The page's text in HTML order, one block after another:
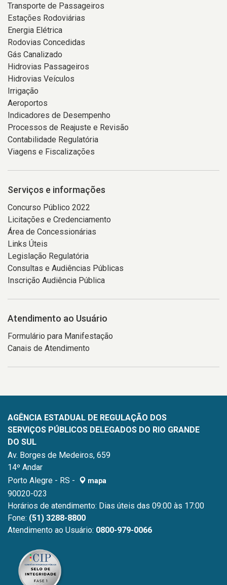
Transporte de Passageiros
Estações Rodoviárias
Energia Elétrica
Rodovias Concedidas
Gás Canalizado
Hidrovias Passageiros
Hidrovias Veículos
Irrigação
Aeroportos
Indicadores de Desempenho
Processos de Reajuste e Revisão
Contabilidade Regulatória
Viagens e Fiscalizações
Serviços e informações
Concurso Público 2022
Licitações e Credenciamento
Área de Concessionárias
Links Úteis
Legislação Regulatória
Consultas e Audiências Públicas
Inscrição Audiência Pública
Atendimento ao Usuário
Formulário para Manifestação
Canais de Atendimento
AGÊNCIA ESTADUAL DE REGULAÇÃO DOS
SERVIÇOS PÚBLICOS DELEGADOS DO RIO GRANDE
DO SUL
Av. Borges de Medeiros, 659
14º Andar
Porto Alegre - RS -
mapa
90020-023
Horários de atendimento: Dias úteis das 09:00 às 17:00
Fone: (51) 3288-8800
Atendimento ao Usuário: 0800-979-0066